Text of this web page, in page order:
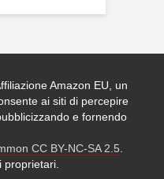
Amazon EU, un
ai siti di percepire
e fornendo
CC BY-NC-SA 2.5